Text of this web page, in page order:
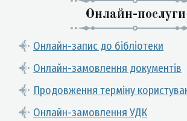
Онлайн-послуги
Онлайн-запис до бібліотеки
Онлайн-замовлення документів
Продовження терміну
Онлайн-замовлення УДК